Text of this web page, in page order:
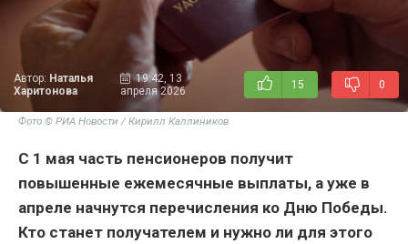
Автор: Наталья
Харитонова
19:42, 13
апреля 2026
15 0
Фото © РИА Новости / Кирилл Каллиников
С 1 мая часть пенсионеров получит
повышенные ежемесячные выплаты, а уже в
апреле начнутся перечисления ко Дню Победы.
Кто станет получателем и нужно ли для этого